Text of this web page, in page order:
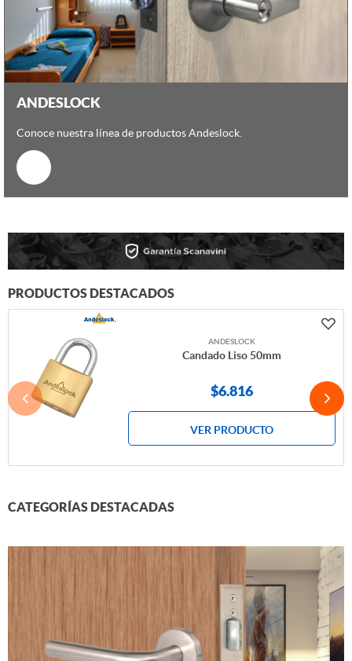
ANDESLOCK
Conoce nuestra línea de productos Andeslock.
PRODUCTOS DESTACADOS
ANDESLOCK
Candado Liso 50mm
$6.816
VER PRODUCTO
CATEGORÍAS DESTACADAS